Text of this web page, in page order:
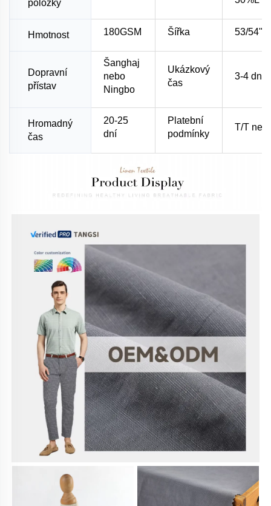
položky
Hmotnost 180GSM Šířka 53/54"
Dopravní
přístav
Šanghaj
nebo
Ningbo
Ukázkový
čas
3-4 dny
Hromadný
čas
20-25
dní
Platební
podmínky
T/T